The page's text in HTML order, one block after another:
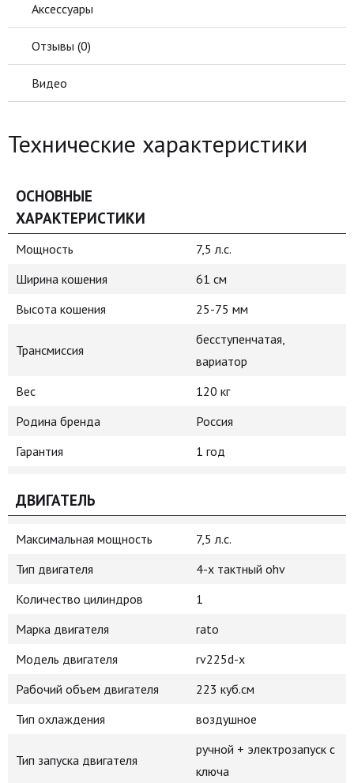
Аксессуары
Отзывы (0)
Видео
Технические характеристики
ОСНОВНЫЕ
ХАРАКТЕРИСТИКИ
Мощность
7,5 л.с.
Ширина кошения
61 см
Высота кошения
25-75 мм
Трансмиссия
бесступенчатая,
вариатор
Вес
120 кг
Родина бренда
Россия
Гарантия
1 год
ДВИГАТЕЛЬ
Максимальная мощность
7,5 л.с.
Тип двигателя
4-х тактный ohv
Количество цилиндров
1
Марка двигателя
rato
Модель двигателя
rv225d-x
Рабочий объем двигателя
223 куб.см
Тип охлаждения
воздушное
Тип запуска двигателя
ручной + электрозапуск с
ключа